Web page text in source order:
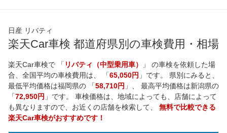
日産 リバティ
楽天Car車検 都道府県別の車検費用・相場
楽天Car車検で 「 リバティ（中型乗用車）
」 の車検を依頼した場
合、全国平均の車検費用は、 「65,050円 」です。 県別にみると、
最低平均価格は福岡県の 「58,710円 」、 最高平均価格は新潟県の
「72,950円 」です。 車検価格は、地域によっても、店舗によって
も異なりますので、お近くの店舗を検索して、 無料で比較できる
楽天Car車検がおすすめです！